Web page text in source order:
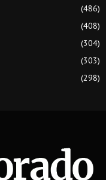
(486)
(408)
(304)
(303)
(298)